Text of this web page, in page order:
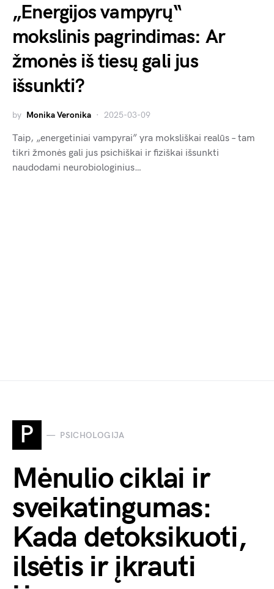
„Energijos vampyrų“
mokslinis pagrindimas: Ar
žmonės iš tiesų gali jus
išsunkti?
by Monika Veronika 2025-03-09
Taip, „energetiniai vampyrai” yra moksliškai realūs – tam
tikri žmonės gali jus psichiškai ir fiziškai išsunkti
naudodami neurobiologinius…
P PSICHOLOGIJA
Mėnulio ciklai ir
sveikatingumas:
Kada detoksikuoti,
ilsėtis ir įkrauti